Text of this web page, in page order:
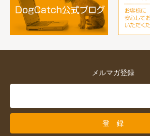
メルマガ登録